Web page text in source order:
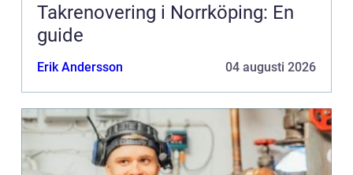
Takrenovering i Norrköping: En
guide
Erik Andersson 04 augusti 2026